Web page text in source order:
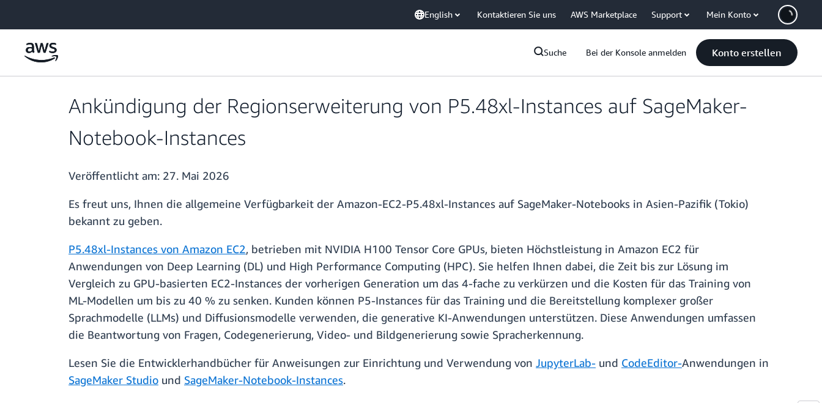
English Kontaktieren Sie uns AWS Marketplace Support Mein Konto
Suche Bei der Konsole anmelden Konto erstellen
Ankündigung der Regionserweiterung von P5.48xl-Instances auf SageMaker-
Notebook-Instances
Veröffentlicht am: 27. Mai 2026
Es freut uns, Ihnen die allgemeine Verfügbarkeit der Amazon-EC2-P5.48xl-Instances auf SageMaker-Notebooks in Asien-Pazifik (Tokio)
bekannt zu geben.
P5.48xl-Instances von Amazon EC2, betrieben mit NVIDIA H100 Tensor Core GPUs, bieten Höchstleistung in Amazon EC2 für
Anwendungen von Deep Learning (DL) und High Performance Computing (HPC). Sie helfen Ihnen dabei, die Zeit bis zur Lösung im
Vergleich zu GPU-basierten EC2-Instances der vorherigen Generation um das 4-fache zu verkürzen und die Kosten für das Training von
ML-Modellen um bis zu 40 % zu senken. Kunden können P5-Instances für das Training und die Bereitstellung komplexer großer
Sprachmodelle (LLMs) und Diffusionsmodelle verwenden, die generative KI-Anwendungen unterstützen. Diese Anwendungen umfassen
die Beantwortung von Fragen, Codegenerierung, Video- und Bildgenerierung sowie Spracherkennung.
Lesen Sie die Entwicklerhandbücher für Anweisungen zur Einrichtung und Verwendung von JupyterLab- und CodeEditor-Anwendungen in
SageMaker Studio und SageMaker-Notebook-Instances.